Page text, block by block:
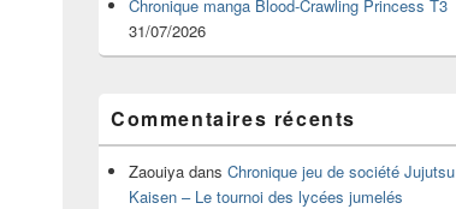
Chronique manga Blood-Crawling Princess T3
31/07/2026
Commentaires récents
Zaouiya dans Chronique jeu de société Jujutsu
Kaisen – Le tournoi des lycées jumelés